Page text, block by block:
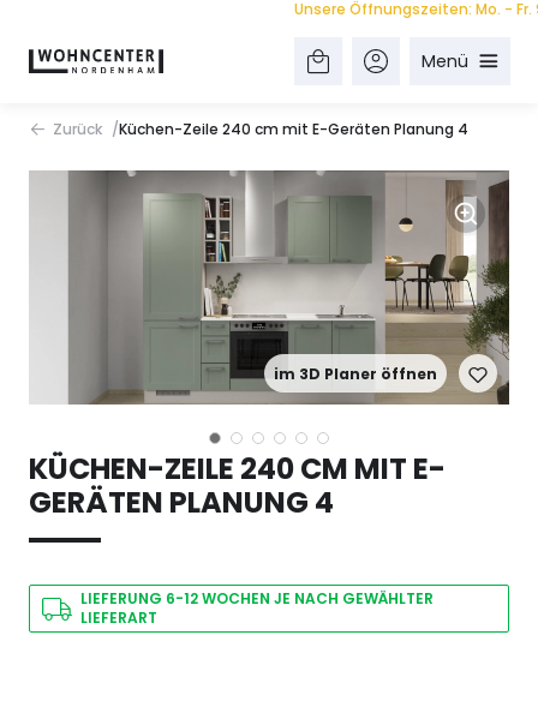
Unsere Öffnungszeiten: Mo. - Fr.
Menü
Zurück Küchen-Zeile 240 cm mit E-Geräten Planung 4
im 3D Planer öffnen
KÜCHEN-ZEILE 240 CM MIT E-
GERÄTEN PLANUNG 4
LIEFERUNG 6-12 WOCHEN JE NACH GEWÄHLTER
LIEFERART